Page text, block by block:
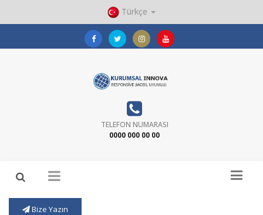
Türkçe
TELEFON NUMARASI
0000 000 00 00
Bize Yazın